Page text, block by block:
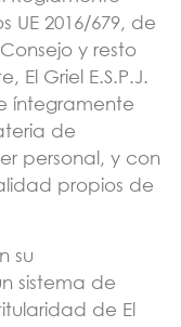
UE 2016/679, de
y resto
El Griel E.S.P.J.
íntegramente
de
personal, y con
propios de
su
sistema de
de El